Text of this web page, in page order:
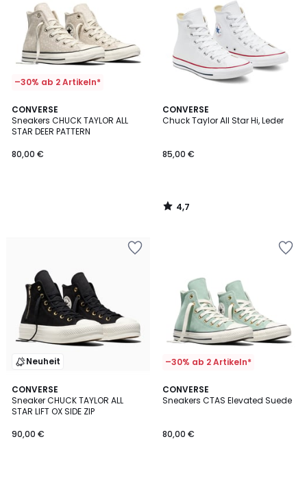
–30% ab 2 Artikeln*
CONVERSE
Sneakers CHUCK TAYLOR ALL
STAR DEER PATTERN
80,00 €
CONVERSE
Chuck Taylor All Star Hi, Leder
85,00 €
4,7
/ 5
4,7
/
Neuheit
CONVERSE
Sneaker CHUCK TAYLOR ALL
STAR LIFT OX SIDE ZIP
90,00 €
–30% ab 2 Artikeln*
CONVERSE
Sneakers CTAS Elevated Suede
80,00 €